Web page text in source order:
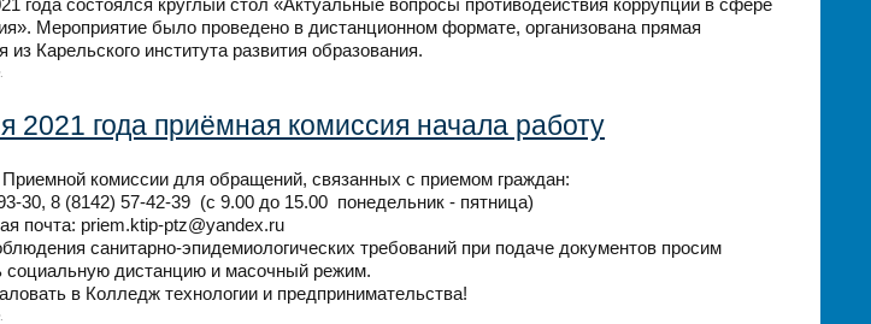
года состоялся круглый стол «Актуальные вопросы противодействия коррупции в сфере
Мероприятие было проведено в дистанционном формате, организована прямая
из Карельского института развития образования.
2021 года приёмная комиссия начала работу
комиссии для обращений, связанных с приемом граждан:
30, 8 (8142) 57-42-39 (с 9.00 до 15.00 понедельник - пятница)
почта: priem.ktip-ptz@yandex.ru
санитарно-эпидемиологических требований при подаче документов просим
социальную дистанцию и масочный режим.
в Колледж технологии и предпринимательства!